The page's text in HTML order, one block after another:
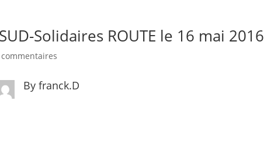
SUD-Solidaires ROUTE le 16 mai 2016
By franck.D